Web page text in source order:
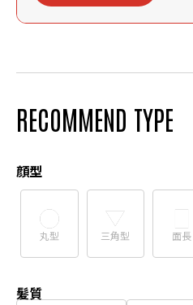
RECOMMEND TYPE
顔型
丸型 三角型 面長
髪質